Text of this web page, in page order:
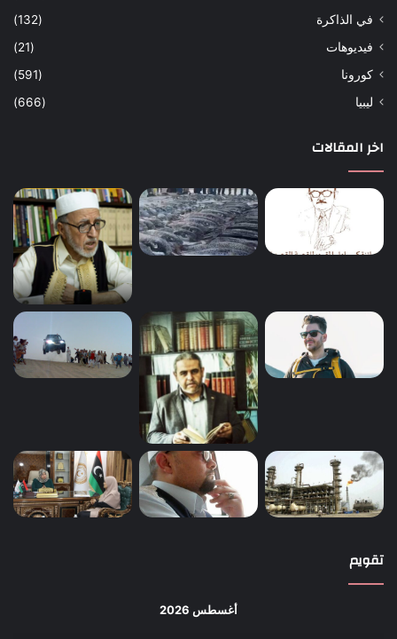
في الذاكرة
(132)
فيديوهات
(21)
كورونا
(591)
ليبيا
(666)
اخر المقالات
تقويم
أغسطس 2026